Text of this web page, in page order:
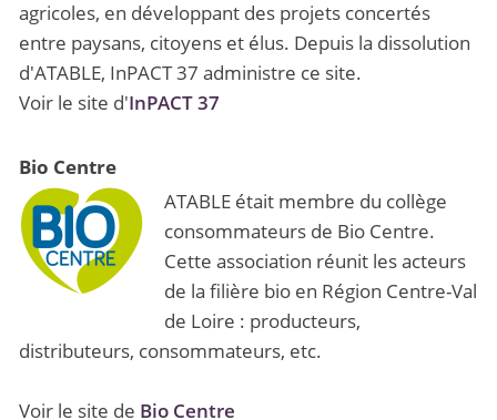
agricoles, en développant des projets concertés
entre paysans, citoyens et élus. Depuis la dissolution
d'ATABLE, InPACT 37 administre ce site.
Voir le site d'InPACT 37
Bio Centre
ATABLE était membre du collège
consommateurs de Bio Centre.
Cette association réunit les acteurs
de la filière bio en Région Centre-Val
de Loire : producteurs,
distributeurs, consommateurs, etc.
Voir le site de Bio Centre